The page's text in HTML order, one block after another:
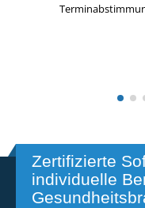
Zertifizierte
individuelle